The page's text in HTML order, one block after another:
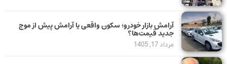
آرامش بازار خودرو؛ سکون واقعی یا آرامش پیش از موج
جدید قیمت‌ها؟
مرداد 17, 1405